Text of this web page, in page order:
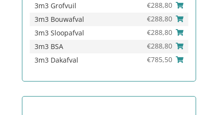
3m3 Grofvuil
€288,80
3m3 Bouwafval
€288,80
3m3 Sloopafval
€288,80
3m3 BSA
€288,80
3m3 Dakafval
€785,50